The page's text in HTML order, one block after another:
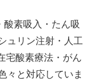
酸素吸入・たん吸
ュリン注射・人工
宅酸素療法・がん
々と対応していま